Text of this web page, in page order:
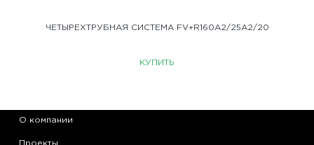
ЧЕТЫРЕХТРУБНАЯ СИСТЕМА FV+R160A2/25A2/20
КУПИТЬ
О компании
Проекты